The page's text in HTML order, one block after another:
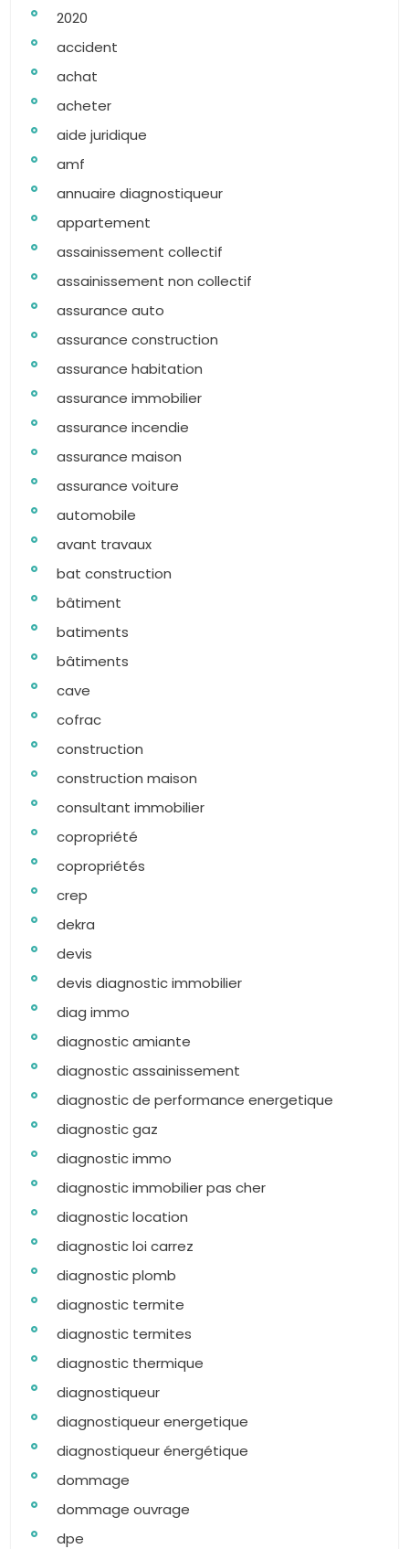
2020
accident
achat
acheter
aide juridique
amf
annuaire diagnostiqueur
appartement
assainissement collectif
assainissement non collectif
assurance auto
assurance construction
assurance habitation
assurance immobilier
assurance incendie
assurance maison
assurance voiture
automobile
avant travaux
bat construction
bâtiment
batiments
bâtiments
cave
cofrac
construction
construction maison
consultant immobilier
copropriété
copropriétés
crep
dekra
devis
devis diagnostic immobilier
diag immo
diagnostic amiante
diagnostic assainissement
diagnostic de performance energetique
diagnostic gaz
diagnostic immo
diagnostic immobilier pas cher
diagnostic location
diagnostic loi carrez
diagnostic plomb
diagnostic termite
diagnostic termites
diagnostic thermique
diagnostiqueur
diagnostiqueur energetique
diagnostiqueur énergétique
dommage
dommage ouvrage
dpe